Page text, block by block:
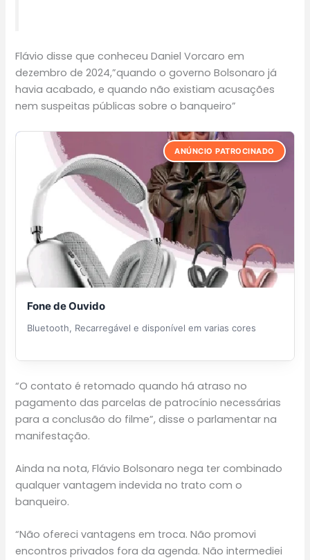
Flávio disse que conheceu Daniel Vorcaro em
dezembro de 2024,”quando o governo Bolsonaro já
havia acabado, e quando não existiam acusações
nem suspeitas públicas sobre o banqueiro”
ANÚNCIO PATROCINADO
Fone de Ouvido
Bluetooth, Recarregável e disponível em varias cores
“O contato é retomado quando há atraso no
pagamento das parcelas de patrocínio necessárias
para a conclusão do filme”, disse o parlamentar na
manifestação.
Ainda na nota, Flávio Bolsonaro nega ter combinado
qualquer vantagem indevida no trato com o
banqueiro.
“Não ofereci vantagens em troca. Não promovi
encontros privados fora da agenda. Não intermediei